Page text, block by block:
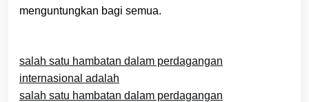
menguntungkan bagi semua.
salah satu hambatan dalam perdagangan
internasional adalah
salah satu hambatan dalam perdagangan